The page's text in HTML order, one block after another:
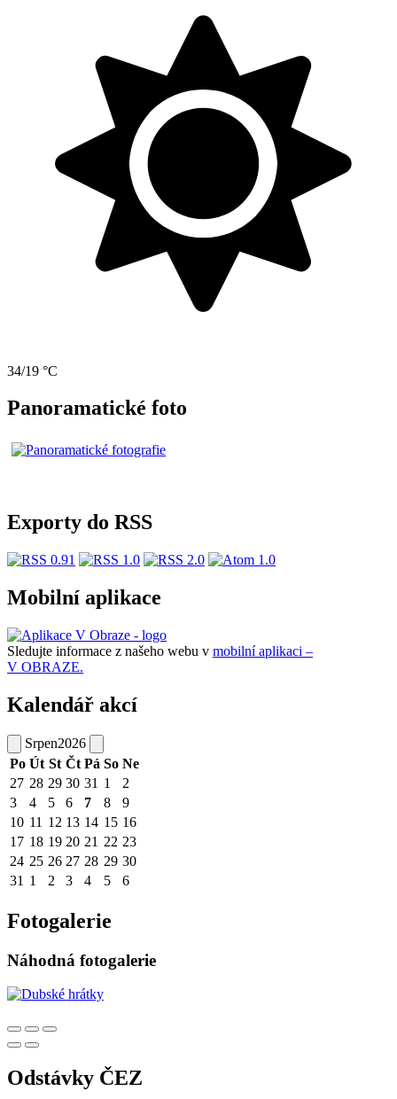
34/19 °C
Panoramatické foto
Exporty do RSS
Mobilní aplikace
Sledujte informace z našeho webu v mobilní aplikaci –
V OBRAZE.
Kalendář akcí
Srpen2026
Po Út St Čt Pá So Ne
27 28 29 30 31 1
2
3
4 5 6 7 8
9
10 11 12 13 14 15 16
17 18 19 20 21 22 23
24 25 26 27 28 29 30
31 1 2 3 4 5 6
Fotogalerie
Náhodná fotogalerie
Odstávky ČEZ